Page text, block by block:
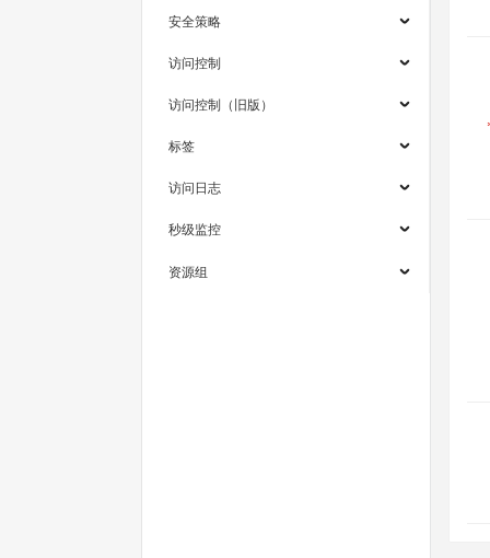
安全策略
访问控制
访问控制（旧版）
标签
访问日志
秒级监控
资源组